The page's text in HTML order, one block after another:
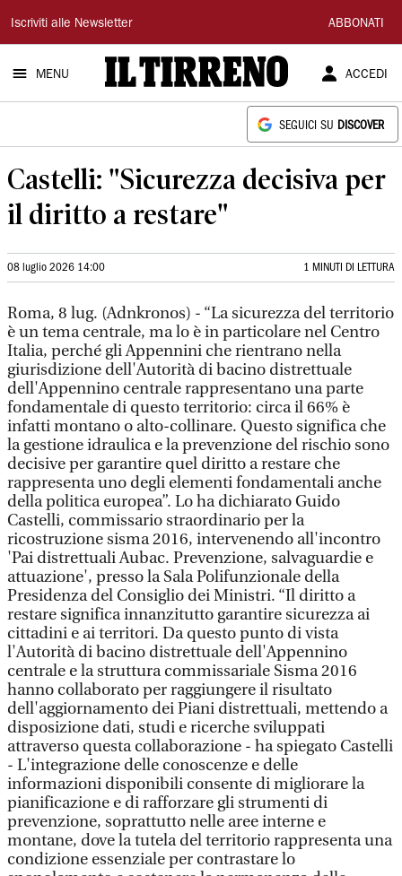
Il
Tirreno
Iscriviti alle Newsletter ABBONATI
MENU ACCEDI
SEGUICI SU DISCOVER
Castelli: "Sicurezza decisiva per
il diritto a restare"
08 luglio 2026 14:00 1 MINUTI DI LETTURA
Roma, 8 lug. (Adnkronos) - “La sicurezza del territorio
è un tema centrale, ma lo è in particolare nel Centro
Italia, perché gli Appennini che rientrano nella
giurisdizione dell'Autorità di bacino distrettuale
dell'Appennino centrale rappresentano una parte
fondamentale di questo territorio: circa il 66% è
infatti montano o alto-collinare. Questo significa che
la gestione idraulica e la prevenzione del rischio sono
decisive per garantire quel diritto a restare che
rappresenta uno degli elementi fondamentali anche
della politica europea”. Lo ha dichiarato Guido
Castelli, commissario straordinario per la
ricostruzione sisma 2016, intervenendo all'incontro
'Pai distrettuali Aubac. Prevenzione, salvaguardie e
attuazione', presso la Sala Polifunzionale della
Presidenza del Consiglio dei Ministri. “Il diritto a
restare significa innanzitutto garantire sicurezza ai
cittadini e ai territori. Da questo punto di vista
l'Autorità di bacino distrettuale dell'Appennino
centrale e la struttura commissariale Sisma 2016
hanno collaborato per raggiungere il risultato
dell'aggiornamento dei Piani distrettuali, mettendo a
disposizione dati, studi e ricerche sviluppati
attraverso questa collaborazione - ha spiegato Castelli
- L'integrazione delle conoscenze e delle
informazioni disponibili consente di migliorare la
pianificazione e di rafforzare gli strumenti di
prevenzione, soprattutto nelle aree interne e
montane, dove la tutela del territorio rappresenta una
condizione essenziale per contrastare lo